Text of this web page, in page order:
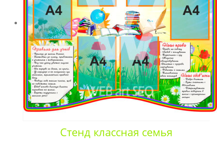
Стенд классная семья